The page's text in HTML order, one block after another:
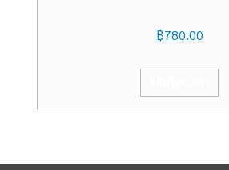
฿780.00